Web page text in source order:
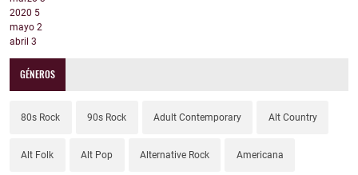
2020 5
mayo 2
abril 3
GÉNEROS
80s Rock 90s Rock Adult Contemporary Alt Country
Alt Folk Alt Pop Alternative Rock Americana